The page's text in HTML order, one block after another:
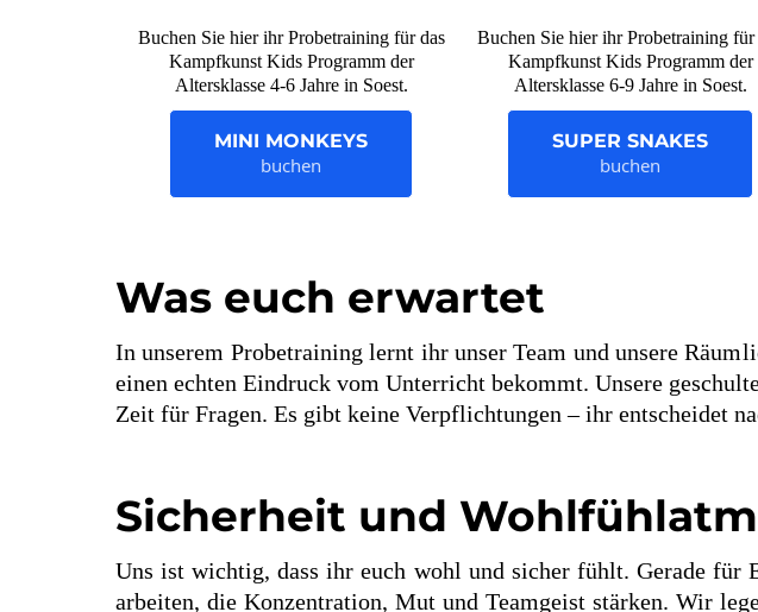
Buchen Sie hier ihr Probetraining für das
Kampfkunst Kids Programm der
Altersklasse 4-6 Jahre in Soest.
MINI MONKEYS
buchen
Buchen Sie hier ihr Probetraining für
Kampfkunst Kids Programm der
Altersklasse 6-9 Jahre in Soest.
SUPER SNAKES
buchen
Was euch erwartet
In unserem Probetraining lernt ihr unser Team und unsere
einen echten Eindruck vom Unterricht bekommt. Unsere
Zeit für Fragen. Es gibt keine Verpflichtungen – ihr entscheidet
Sicherheit und
Uns ist wichtig, dass ihr euch wohl und sicher fühlt. Gerade
arbeiten, die Konzentration, Mut und Teamgeist stärken. Wir